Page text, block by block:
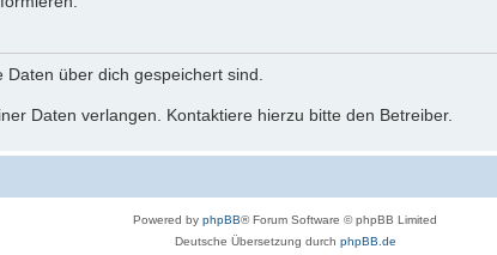
über dich gespeichert sind.
Daten verlangen. Kontaktiere hierzu bitte den Betreiber.
Powered by phpBB® Forum Software © phpBB Limited
Deutsche Übersetzung durch phpBB.de